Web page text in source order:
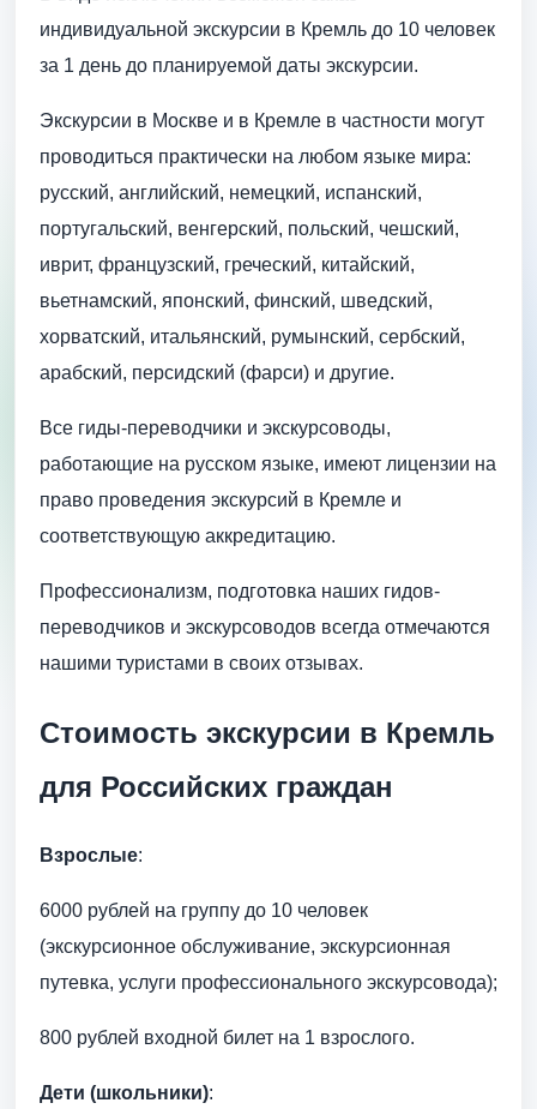
индивидуальной экскурсии в Кремль до 10 человек
за 1 день до планируемой даты экскурсии.
Экскурсии в Москве и в Кремле в частности могут
проводиться практически на любом языке мира:
русский, английский, немецкий, испанский,
португальский, венгерский, польский, чешский,
иврит, французский, греческий, китайский,
вьетнамский, японский, финский, шведский,
хорватский, итальянский, румынский, сербский,
арабский, персидский (фарси) и другие.
Все гиды-переводчики и экскурсоводы,
работающие на русском языке, имеют лицензии на
право проведения экскурсий в Кремле и
соответствующую аккредитацию.
Профессионализм, подготовка наших гидов-
переводчиков и экскурсоводов всегда отмечаются
нашими туристами в своих отзывах.
Стоимость экскурсии в Кремль
для Российских граждан
Взрослые:
6000 рублей на группу до 10 человек
(экскурсионное обслуживание, экскурсионная
путевка, услуги профессионального экскурсовода);
800 рублей входной билет на 1 взрослого.
Дети (школьники):